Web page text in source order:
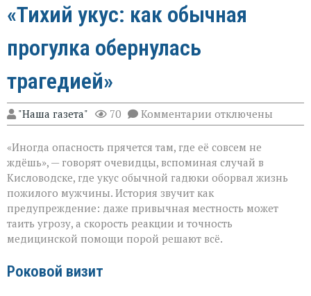
«Тихий укус: как обычная
прогулка обернулась
трагедией»
"Наша газета" 70 Комментарии к
записи
укус:
как
обычная
прогулка
обернулась
трагедией»
отключены
«Иногда опасность прячется там, где её совсем не
ждёшь», — говорят очевидцы, вспоминая случай в
Кисловодске, где укус обычной гадюки оборвал жизнь
пожилого мужчины. История звучит как
предупреждение: даже привычная местность может
таить угрозу, а скорость реакции и точность
медицинской помощи порой решают всё.
Роковой визит